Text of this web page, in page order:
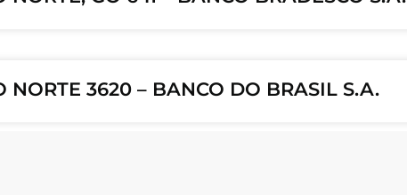
3620 – BANCO DO BRASIL S.A.